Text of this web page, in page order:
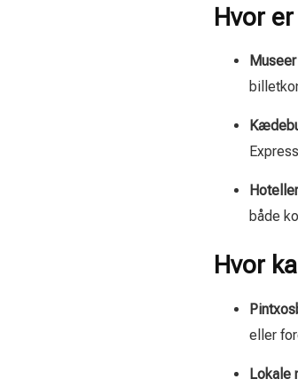
Hvor
både
Hvor
eller
Lokale